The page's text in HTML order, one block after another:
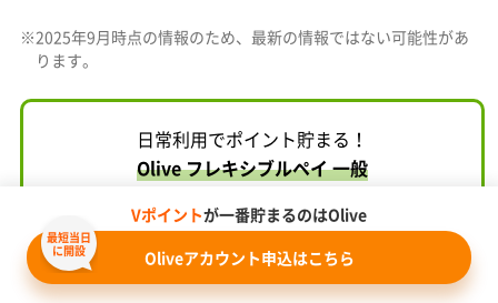
Vポイントが一番貯まるのはOlive
最短当日
に開設
Oliveアカウント申込はこちら
※2025年9月時点の情報のため、最新の情報ではない可能性があ
ります。
日常利用でポイント貯まる！
Olive フレキシブルペイ 一般